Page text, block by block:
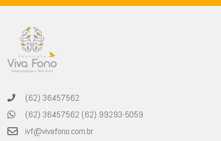
(62) 36457562
(62) 36457562 (62) 99293-5059
ivf@vivafono.com.br